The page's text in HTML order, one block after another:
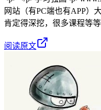
网站（有PC端也有APP）
肯定得深挖，很多课程等
阅读原文